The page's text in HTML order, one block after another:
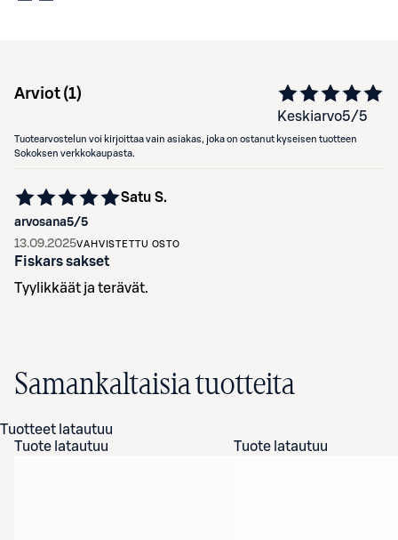
Arviot (1)
Keskiarvo5/5
Tuotearvostelun voi kirjoittaa vain asiakas, joka on ostanut kyseisen tuotteen
Sokoksen verkkokaupasta.
arvosana5/5
Satu S.
13.09.2025VAHVISTETTU OSTO
Fiskars sakset
Tyylikkäät ja terävät.
Samankaltaisia tuotteita
Tuotteet latautuu
Tuote latautuu
Tuote latautuu